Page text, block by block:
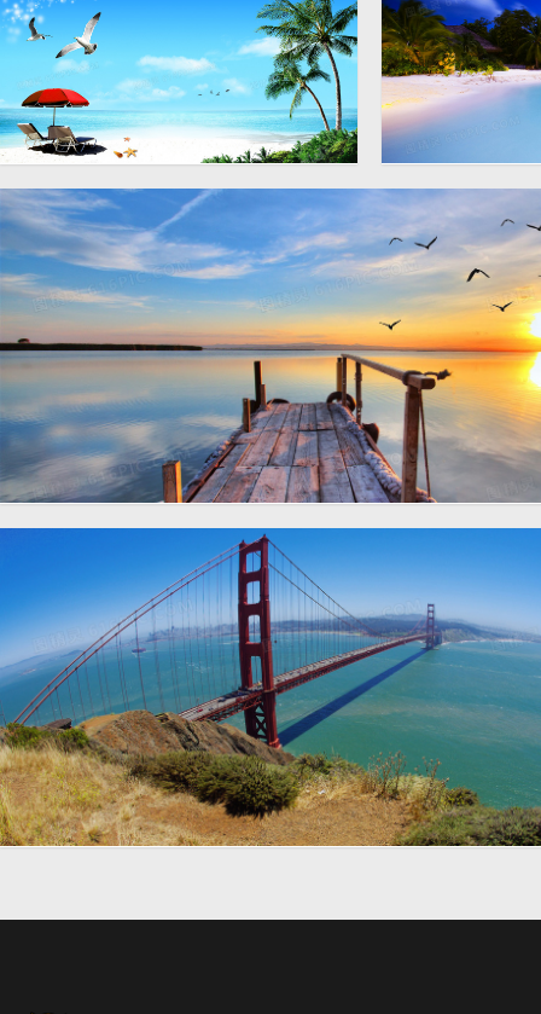
浪漫海滩大海风景海报背景
素材 3500 × 2300
唯美大海沙滩
背景图
海报背景图